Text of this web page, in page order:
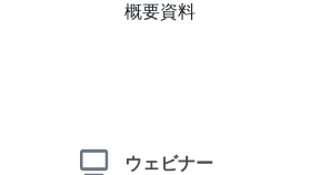
概要資料
ウェビナー